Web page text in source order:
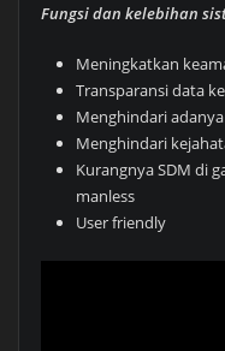
Fungsi dan kelebihan
Meningkatkan
Transparansi data
Menghindari
Menghindari
Kurangnya SDM di
manless
User friendly